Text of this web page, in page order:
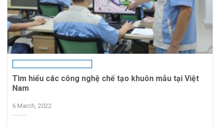
Tìm hiểu các công nghệ chế tạo khuôn mẫu tại Việt
Nam
6 March, 2022